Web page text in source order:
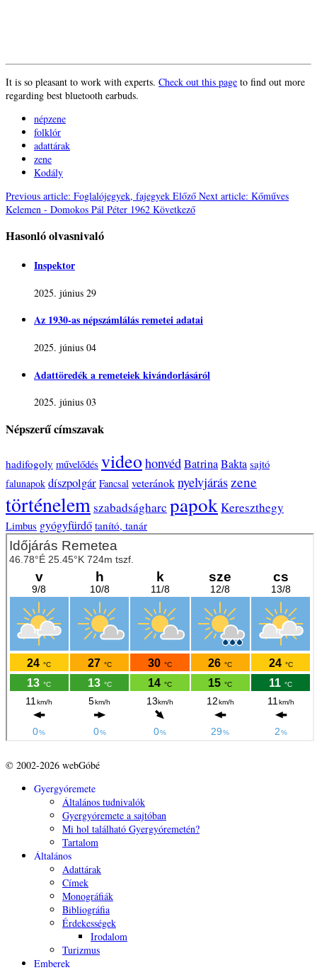
It is so pleasant to work with experts. Check out this page to find out more
regarding best bluetooth earbuds.
népzene
folklór
adattárak
zene
Kodály
Previous article: Foglalójegyek, fajegyek Előző Next article: Kőműves
Kelemen - Domokos Pál Péter 1962 Következő
Hasonló olvasnivaló
Inspektor
2025. június 29
Az 1930-as népszámlálás remetei adatai
2025. június 04
Adattöredék a remeteiek kivándorlásáról
2025. június 03
Népszerű címszavak
hadifogoly művelődés videohonvédBatrinaBakta sajtó
falunapok díszpolgár Fancsal veteránoknyelvjárás zene
történelemszabadságharc papokKereszthegy
Limbus gyógyfürdő tanító, tanár
© 2002-2026 webGóbé
Gyergyóremete
Általános tudnivalók
Gyergyóremete a sajtóban
Mi hol található Gyergyóremetén?
Tartalom
Általános
Adattárak
Címek
Monográfiák
Bibliográfia
Érdekességek
Irodalom
Turizmus
Emberek